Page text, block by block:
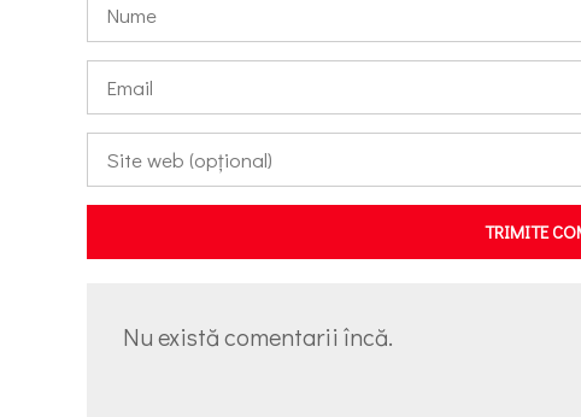
TRIMITE
Nu există comentarii încă.